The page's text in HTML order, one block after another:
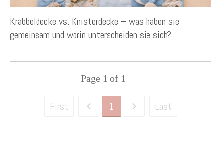
Krabbeldecke vs. Knisterdecke – was haben sie
gemeinsam und worin unterscheiden sie sich?
Page 1 of 1
First 1 Last